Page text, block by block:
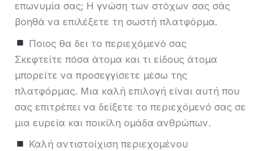
επωνυμία σας; Η γνώση των στόχων σας σάς
βοηθά να επιλέξετε τη σωστή πλατφόρμα.
Ποιος θα δει το περιεχόμενό σας
Σκεφτείτε πόσα άτομα και τι είδους άτομα
μπορείτε να προσεγγίσετε μέσω της
πλατφόρμας. Μια καλή επιλογή είναι αυτή που
σας επιτρέπει να δείξετε το περιεχόμενό σας σε
μια ευρεία και ποικίλη ομάδα ανθρώπων.
Καλή αντιστοίχιση περιεχομένου